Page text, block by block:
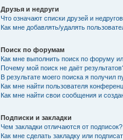
Друзья и недруги
Что означают списки друзей и
Как мне добавлять/удалять
Поиск по форумам
Как мне выполнить поиск по форуму
Почему мой поиск не даёт
В результате моего поиска я получил
Как мне найти пользователя
Как мне найти свои сообщения и
Подписки и закладки
Чем закладки отличаются от подписок?
Как мне сделать закладку или